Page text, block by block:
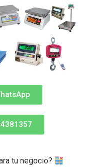
tu negocio?